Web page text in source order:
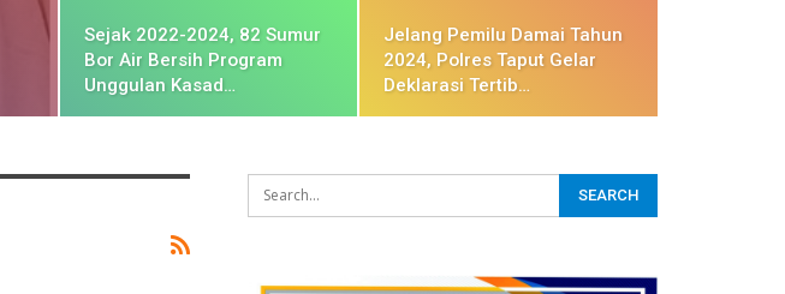
Sejak 2022-2024, 82 Sumur
Bor Air Bersih Program
Unggulan Kasad…
Jelang Pemilu Damai Tahun
2024, Polres Taput Gelar
Deklarasi Tertib…